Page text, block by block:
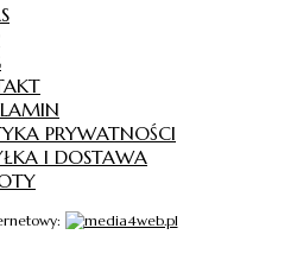
PRYWATNOŚCI
I DOSTAWA